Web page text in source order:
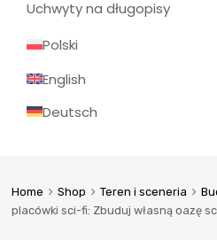
Uchwyty na długopisy
Polski
English
Deutsch
Home Shop Teren i sceneria
placówki sci-fi: Zbuduj własną oazę